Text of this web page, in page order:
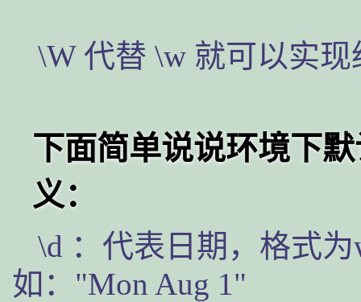
\W 代替 \w 就可以实
下面简单说说环境下
义：
\d ：代表日期，格式为
如："Mon Aug 1"